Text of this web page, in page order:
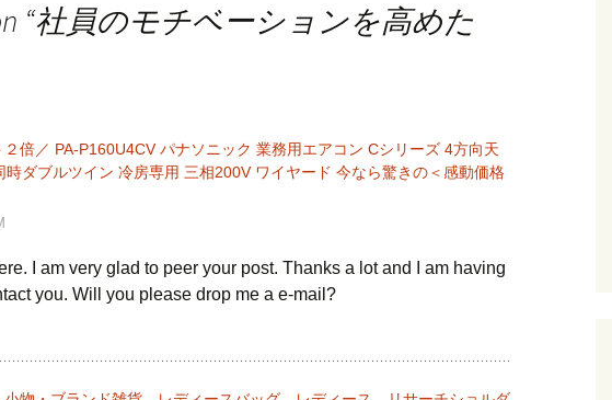
“社員のモチベーションを高めた
倍／ PA-P160U4CV パナソニック 業務用エアコン Cシリーズ 4方向天
時ダブルツイン 冷房専用 三相200V ワイヤード 今なら驚きの＜感動価格
I am very glad to peer your post. Thanks a lot and I am having
you. Will you please drop me a e-mail?